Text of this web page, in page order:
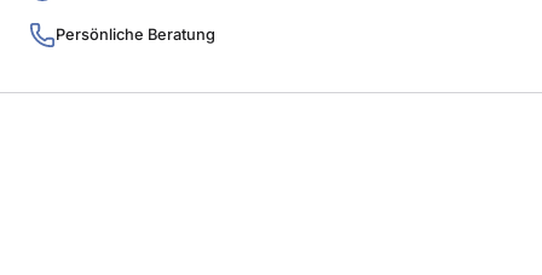
Persönliche Beratung